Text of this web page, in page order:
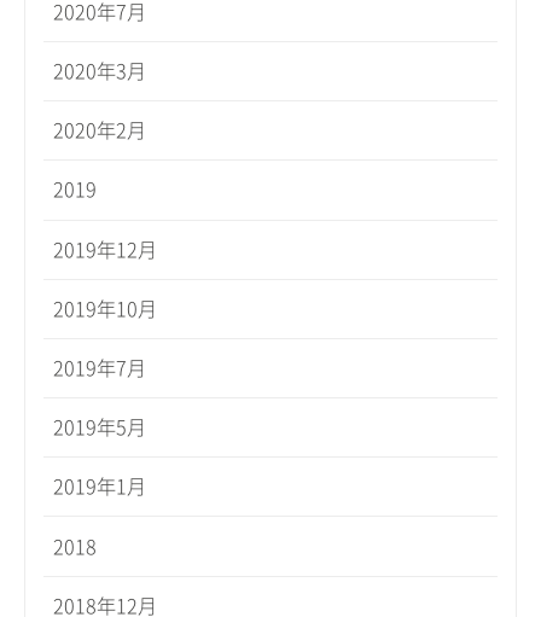
2020年7月
2020年3月
2020年2月
2019
2019年12月
2019年10月
2019年7月
2019年5月
2019年1月
2018
2018年12月